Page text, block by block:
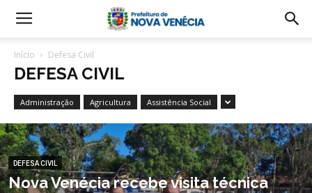
Início Defesa Civil
DEFESA CIVIL
Administração Agricultura Assistência Social
DEFESA CIVIL
Nova Venécia recebe visita técnica